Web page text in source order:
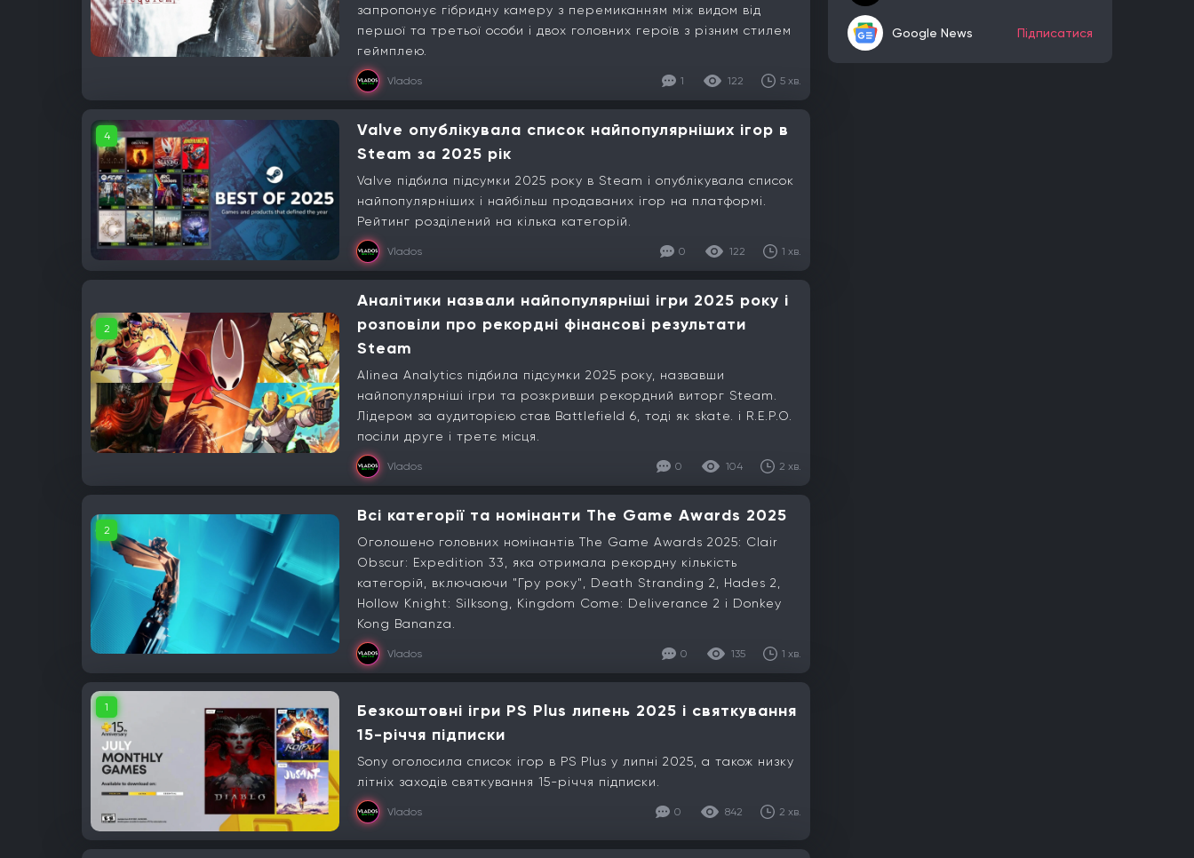
запропонує гібридну камеру з перемиканням між видом від
першої та третьої особи і двох головних героїв з різним стилем
геймплею.
Vlados 1 122 5 хв.
4
Valve опублікувала список найпопулярніших ігор в
Steam за 2025 рік
Valve підбила підсумки 2025 року в Steam і опублікувала список
найпопулярніших і найбільш продаваних ігор на платформі.
Рейтинг розділений на кілька категорій.
Vlados 0 122 1 хв.
2
Аналітики назвали найпопулярніші ігри 2025 року і
розповіли про рекордні фінансові результати
Steam
Alinea Analytics підбила підсумки 2025 року, назвавши
найпопулярніші ігри та розкривши рекордний виторг Steam.
Лідером за аудиторією став Battlefield 6, тоді як skate. і R.E.P.O.
посіли друге і третє місця.
Vlados 0 104 2 хв.
2
Всі категорії та номінанти The Game Awards 2025
Оголошено головних номінантів The Game Awards 2025: Clair
Obscur: Expedition 33, яка отримала рекордну кількість
категорій, включаючи "Гру року", Death Stranding 2, Hades 2,
Hollow Knight: Silksong, Kingdom Come: Deliverance 2 і Donkey
Kong Bananza.
Vlados 0 135 1 хв.
1
Безкоштовні ігри PS Plus липень 2025 і святкування
15-річчя підписки
Sony оголосила список ігор в PS Plus у липні 2025, а також низку
літніх заходів святкування 15-річчя підписки.
Vlados 0 842 2 хв.
Google News Підписатися